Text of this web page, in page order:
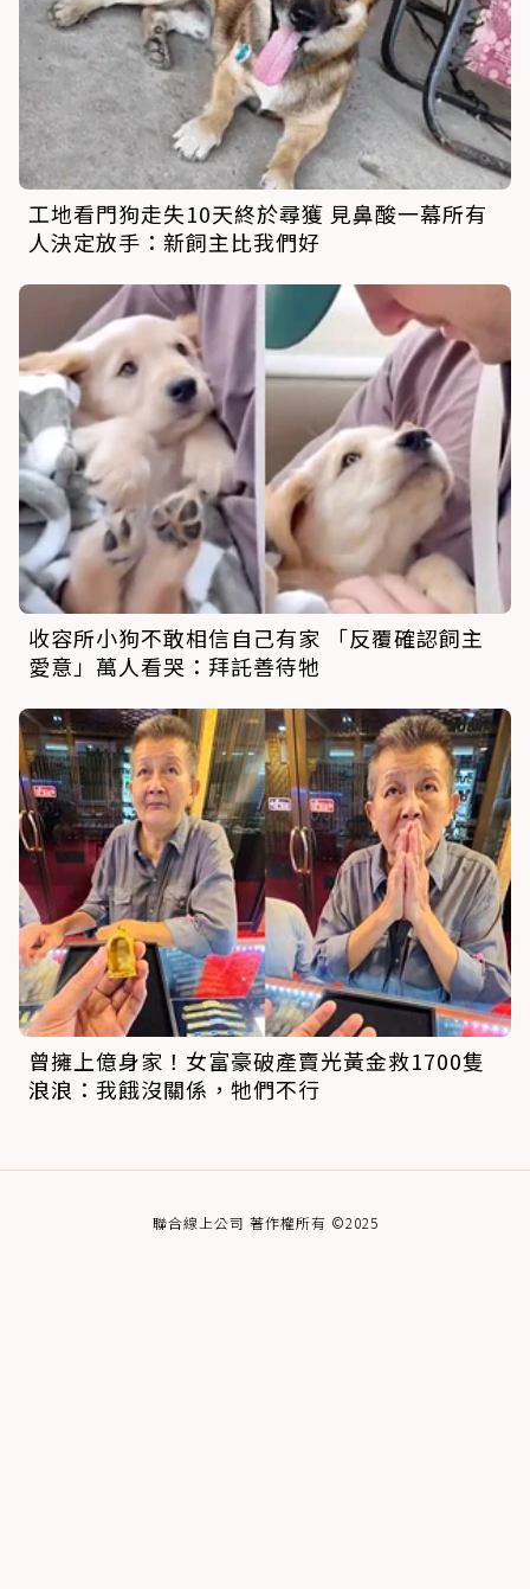
工地看門狗走失10天終於尋獲 見鼻酸一幕所有
人決定放手：新飼主比我們好
收容所小狗不敢相信自己有家 「反覆確認飼主
愛意」萬人看哭：拜託善待牠
曾擁上億身家！女富豪破產賣光黃金救1700隻
浪浪：我餓沒關係，牠們不行
聯合線上公司 著作權所有 ©2025